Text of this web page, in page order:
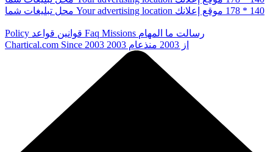
محل تبلیغات شما Your advertising location موقع إعلانك 178 * 140
Policy قوانین قواعد Faq Missions رسالت ما المهام
Chartical.com Since 2003 از 2003 منذعام 2003